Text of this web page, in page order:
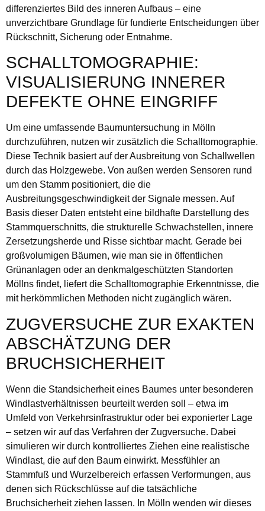
differenziertes Bild des inneren Aufbaus – eine
unverzichtbare Grundlage für fundierte Entscheidungen über
Rückschnitt, Sicherung oder Entnahme.
SCHALLTOMOGRAPHIE:
VISUALISIERUNG INNERER
DEFEKTE OHNE EINGRIFF
Um eine umfassende Baumuntersuchung in Mölln
durchzuführen, nutzen wir zusätzlich die Schalltomographie.
Diese Technik basiert auf der Ausbreitung von Schallwellen
durch das Holzgewebe. Von außen werden Sensoren rund
um den Stamm positioniert, die die
Ausbreitungsgeschwindigkeit der Signale messen. Auf
Basis dieser Daten entsteht eine bildhafte Darstellung des
Stammquerschnitts, die strukturelle Schwachstellen, innere
Zersetzungsherde und Risse sichtbar macht. Gerade bei
großvolumigen Bäumen, wie man sie in öffentlichen
Grünanlagen oder an denkmalgeschützten Standorten
Möllns findet, liefert die Schalltomographie Erkenntnisse, die
mit herkömmlichen Methoden nicht zugänglich wären.
ZUGVERSUCHE ZUR EXAKTEN
ABSCHÄTZUNG DER
BRUCHSICHERHEIT
Wenn die Standsicherheit eines Baumes unter besonderen
Windlastverhältnissen beurteilt werden soll – etwa im
Umfeld von Verkehrsinfrastruktur oder bei exponierter Lage
– setzen wir auf das Verfahren der Zugversuche. Dabei
simulieren wir durch kontrolliertes Ziehen eine realistische
Windlast, die auf den Baum einwirkt. Messfühler an
Stammfuß und Wurzelbereich erfassen Verformungen, aus
denen sich Rückschlüsse auf die tatsächliche
Bruchsicherheit ziehen lassen. In Mölln wenden wir dieses